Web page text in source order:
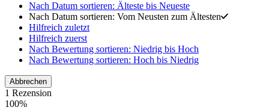
Nach Datum sortieren: Älteste bis Neueste
Nach Datum sortieren: Vom Neusten zum Ältesten
Hilfreich zuletzt
Hilfreich zuerst
Nach Bewertung sortieren: Niedrig bis Hoch
Nach Bewertung sortieren: Hoch bis Niedrig
Abbrechen
1 Rezension
100%